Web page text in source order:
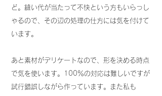
ど。縫い代が当たって不快という方もいらっし
ゃるので、その辺の処理の仕方には気を付けて
います。
あと素材がデリケートなので、形を決める時点
で気を使います。100％の対応は難しいですが
試行錯誤しながら作っています。また私も